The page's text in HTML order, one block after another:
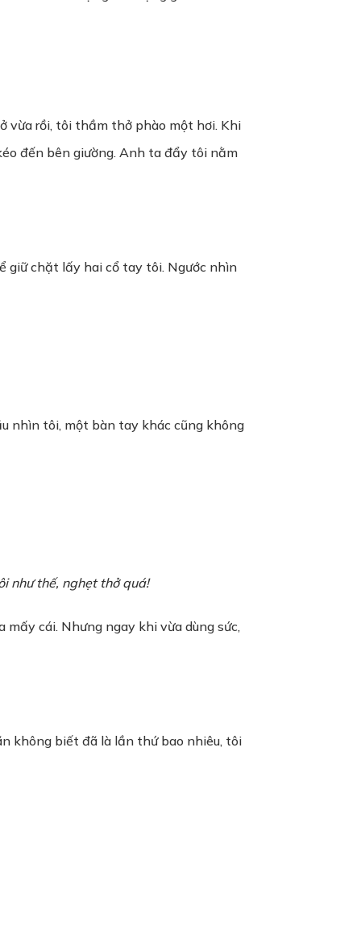
vừa rồi, tôi thầm thở phào một hơi. Khi
đến bên giường. Anh ta đẩy tôi nằm
giữ chặt lấy hai cổ tay tôi. Ngước nhìn
nhìn tôi, một bàn tay khác cũng không
như thế, nghẹt thở quá!
cái. Nhưng ngay khi vừa dùng sức,
không biết đã là lần thứ bao nhiêu, tôi